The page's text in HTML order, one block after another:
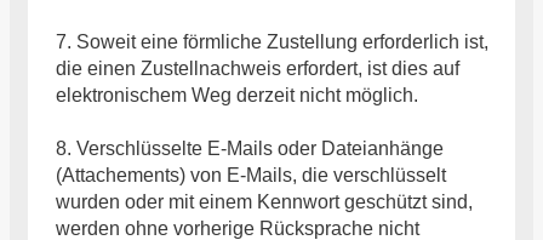
7. Soweit eine förmliche Zustellung erforderlich ist,
die einen Zustellnachweis erfordert, ist dies auf
elektronischem Weg derzeit nicht möglich.
8. Verschlüsselte E-Mails oder Dateianhänge
(Attachements) von E-Mails, die verschlüsselt
wurden oder mit einem Kennwort geschützt sind,
werden ohne vorherige Rücksprache nicht